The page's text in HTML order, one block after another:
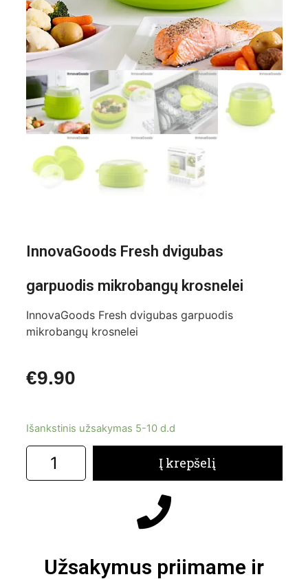
InnovaGoods Fresh dvigubas
garpuodis mikrobangų krosnelei
InnovaGoods Fresh dvigubas garpuodis
mikrobangų krosnelei
€9.90
Išankstinis užsakymas 5-10 d.d
Į krepšelį
Užsakymus priimame ir